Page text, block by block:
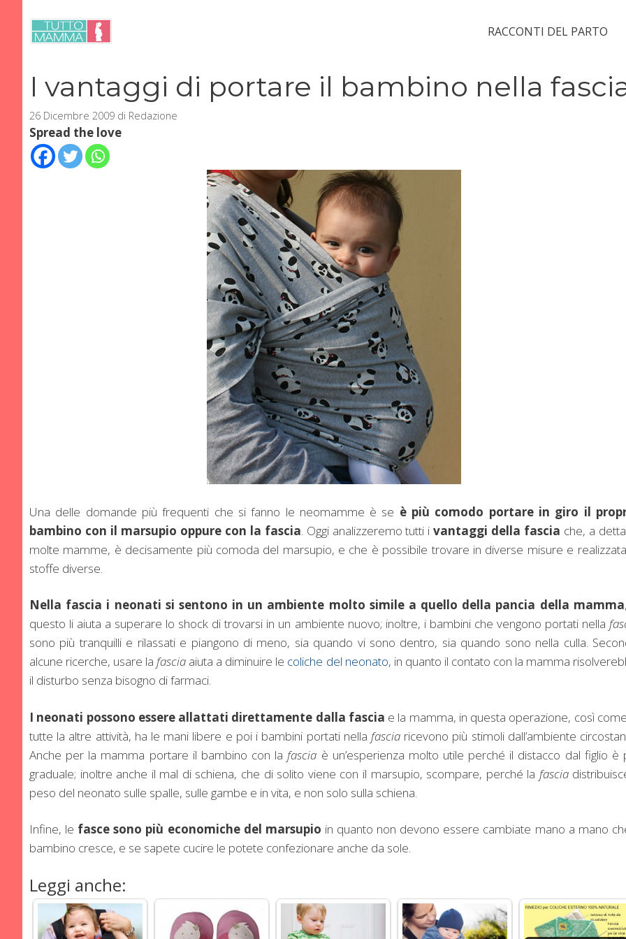
contenuto
RACCONTI DEL PARTO
I vantaggi di portare il bambino nella
26 Dicembre 2009 di Redazione
Spread the love
Una delle domande più frequenti che si fanno le neomamme è se è più comodo portare in giro il
bambino con il marsupio oppure con la fascia. Oggi analizzeremo tutti ivantaggi della fascia che, a
molte mamme, è decisamente più comoda del marsupio, e che è possibile trovare in diverse misure e
stoffe diverse.
Nella fascia i neonati si sentono in un ambiente molto simile a quello della pancia della mamma
questo li aiuta a superare lo shock di trovarsi in un ambiente nuovo; inoltre, i bambini che vengono portati nella
sono più tranquilli e rilassati e piangono di meno, sia quando vi sono dentro, sia quando sono nella culla.
alcune ricerche, usare lafascia aiuta a diminuire le coliche del neonato, in quanto il contato con la mamma
il disturbo senza bisogno di farmaci.
I neonati possono essere allattati direttamente dalla fascia e la mamma, in questa operazione, così
tutte la altre attività, ha le mani libere e poi i bambini portati nella fasciaricevono più stimoli dall’ambiente
Anche per la mamma portare il bambino con lafascia è un’esperienza molto utile perché il distacco dal figlio è
graduale; inoltre anche il mal di schiena, che di solito viene con il marsupio, scompare, perché la fascia
peso del neonato sulle spalle, sulle gambe e in vita, e non solo sulla schiena.
Infine, le fasce sono più economiche del marsupio in quanto non devono essere cambiate mano a mano
bambino cresce, e se sapete cucire le potete confezionare anche da sole.
Leggi anche: